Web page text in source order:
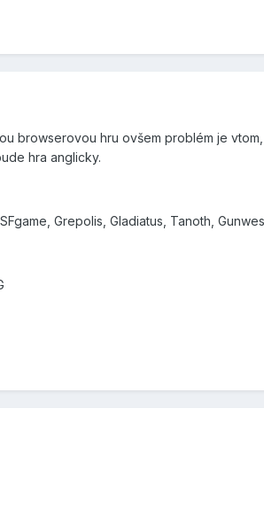
browserovou hru ovšem problém je
hra anglicky.
Grepolis, Gladiatus, Tanoth,